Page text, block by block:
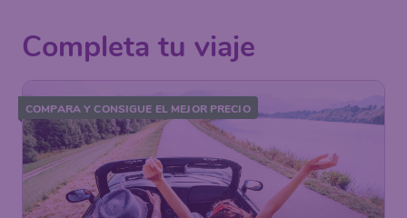
Completa tu viaje
COMPARA Y CONSIGUE EL MEJOR PRECIO